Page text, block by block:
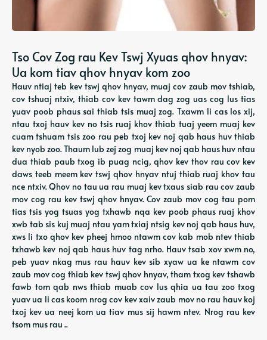
Tso Cov Zog rau Kev Tswj Xyuas qhov hnyav:
Ua kom tiav qhov hnyav kom zoo
Hauv ntiaj teb kev tswj qhov hnyav, muaj cov zaub mov tshiab,
cov tshuaj ntxiv, thiab cov kev tawm dag zog uas cog lus tias
yuav poob phaus sai thiab tsis muaj zog. Txawm li cas los xij,
ntau txoj hauv kev no tsis ruaj khov thiab tuaj yeem muaj kev
cuam tshuam tsis zoo rau peb txoj kev noj qab haus huv thiab
kev nyob zoo. Thaum lub zej zog muaj kev noj qab haus huv ntau
dua thiab paub txog ib puag ncig, qhov kev thov rau cov kev
daws teeb meem kev tswj qhov hnyav ntuj thiab ruaj khov tau
nce ntxiv. Qhov no tau ua rau muaj kev txaus siab rau cov zaub
mov cog rau kev tswj qhov hnyav. Cov zaub mov cog tau pom
tias tsis yog tsuas yog txhawb nqa kev poob phaus ruaj khov
xwb tab sis kuj muaj ntau yam txiaj ntsig kev noj qab haus huv,
xws li txo qhov kev pheej hmoo ntawm cov kab mob ntev thiab
txhawb kev noj qab haus huv tag nrho. Hauv tsab xov xwm no,
peb yuav nkag mus rau hauv kev sib xyaw ua ke ntawm cov
zaub mov cog thiab kev tswj qhov hnyav, tham txog kev tshawb
fawb tom qab nws thiab muab cov lus qhia ua tau zoo txog
yuav ua li cas koom nrog cov kev xaiv zaub mov no rau hauv koj
txoj kev ua neej kom ua tiav mus sij hawm ntev. Nrog rau kev
tsom mus rau ..